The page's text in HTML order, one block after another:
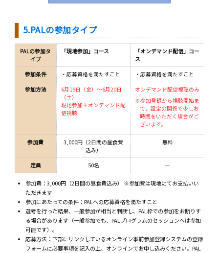
5.PALの参加タイプ
PALの参加タ
イプ
「現地参加」コース
「オンデマンド配信」コー
ス
参加条件 ・応募資格を満たすこと ・応募資格を満たすこと
参加方法
6月19日（金）～6月20日
（土）
現地参加＋オンデマンド配
信視聴
オンデマンド配信視聴のみ
※参加登録から視聴開始ま
で、設定の関係で少しお
時間をいただく場合がご
ざいます。
参加費
3,000円（2日間の昼食費
込み）
無料
定員 50名 ー
参加費：3,000円（2日間の昼食費込み） ※参加費は現地にてお支払いい
ただきます
参加にあたっての条件：PALへの応募資格を満たすこと
選考を行った結果、一般参加が相当と判断し、PAL枠での参加をお断りす
る場合があります（一般参加でも、PALプログラムのセッションへは参加
可能です）。
応募方法：下部にリンクしているオンライン事前参加登録システムの登録
フォームに必要事項を記入の上、オンラインでお申し込みください。PAL